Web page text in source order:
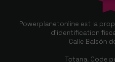
Powerplanetonline est la
d'identification
Calle Balsón
Totana, Code